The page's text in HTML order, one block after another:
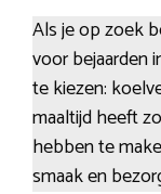
Als je op zoek
voor bejaarden
te kiezen:
maaltijd heeft
hebben te
smaak en